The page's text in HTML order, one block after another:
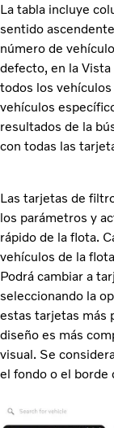
La tabla incluye
sentido
número de
defecto, en la
todos los
vehículos
resultados de la
con todas las
Las tarjetas de
los parámetros y
rápido de la flota.
vehículos de la
Podrá cambiar a
seleccionando la
estas tarjetas más
diseño es más
visual. Se
el fondo o el borde